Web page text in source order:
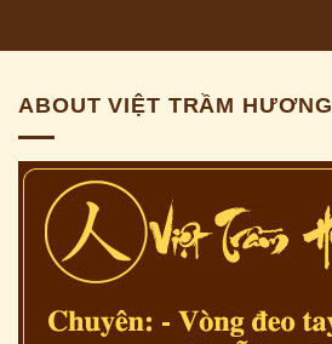
ABOUT VIỆT TRẦM HƯƠNG